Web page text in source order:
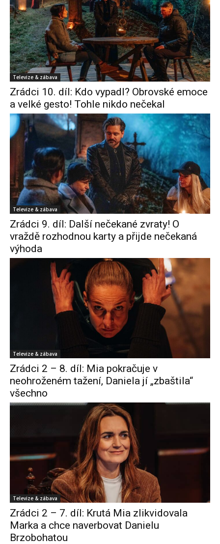
Televize & zábava
Zrádci 10. díl: Kdo vypadl? Obrovské emoce
a velké gesto! Tohle nikdo nečekal
Televize & zábava
Zrádci 9. díl: Další nečekané zvraty! O
vraždě rozhodnou karty a přijde nečekaná
výhoda
Televize & zábava
Zrádci 2 – 8. díl: Mia pokračuje v
neohroženém tažení, Daniela jí „zbaštila“
všechno
Televize & zábava
Zrádci 2 – 7. díl: Krutá Mia zlikvidovala
Marka a chce naverbovat Danielu
Brzobohatou